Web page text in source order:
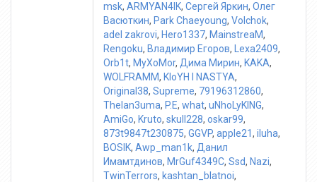
msk, ARMYAN4IK, Сергей Яркин, Олег
Васюткин, Park Chaeyoung, Volchok,
adel zakrovi, Hero1337, MainstreaM,
Rengoku, Владимир Егоров, Lexa2409,
Orb1t, MyXoMor, Дима Мирин, KAKA,
WOLFRAMM, KloYH l NASTYA,
Original38, Supreme, 79196312860,
Thelan3uma, P.E, what, uNhoLyKING,
AmiGo, Kruto, skull228, oskar99,
873t9847t230875, GGVP, apple21, iluha,
BOSIK, Awp_man1k, Данил
Имамтдинов, MrGuf4349C, Ssd, Nazi,
TwinTerrors, kashtan_blatnoi,